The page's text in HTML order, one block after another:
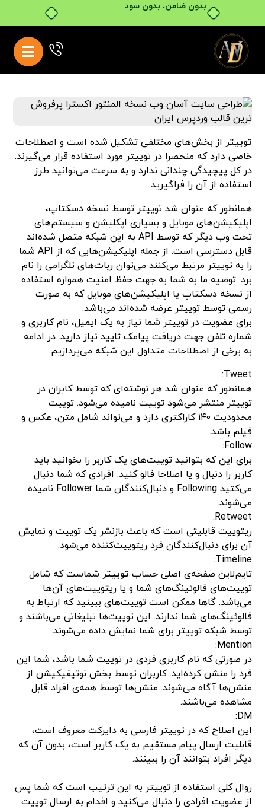
بدون ضامن، بدون سود
توییتر از بخش‌های مختلفی تشکیل شده است و اصطلاحات
خاصی دارد که منحصرا در توییتر مورد استفاده قرار می‌گیرند.
در کل پیچیدگی چندانی ندارد و به سرعت می‌توانید طرز
استفاده از آن را فراگیرید.
همانطور که عنوان شد توییتر توسط نسخه دسکتاپ،
اپلیکیشن‌های موبایل و بسیاری اپکلیشن و سیستم‌های
تحت وب دیگر که توسط API به این شبکه متصل شده‌اند
قابل دسترسی است. از جمله اپلیکیشن‌هایی که از API شما
را به توییتر مرتبط می‌کنند می‌توان ربات‌های تلگرامی را نام
برد. توصیه ما به شما به جهت حفظ امنیت همواره استفاده
از نسخه دسکتاپ یا اپلیکیشن‌های موبایل که به صورت
رسمی توسط توییتر عرضه شده‌اند می‌باشد.
برای عضویت در توییتر شما نیاز به یک ایمیل، نام کاربری و
شماره تلفن جهت دریافت پیامک تایید نیاز دارید. در ادامه
به برخی از اصطلاحات متداول این شبکه می‌پردازیم.
Tweet:
همانطور که عنوان شد هر نوشته‌ای که توسط کابران در
توییتر منتشر می‌شود توییت نامیده می‌شود. توییت
محدودیت ۱۴۰ کاراکتری دارد و می‌تواند شامل متن، عکس و
فیلم باشد.
Follow:
برای این که بتوانید توییت‌های یک کاربر را بخوانید باید
کاربر را دنبال و یا اصلاحا فالو کنید. افرادی که شما دنبال
می‌کتید Following و دنبال‌کنندگان شما Follower نامیده
می‌شوند.
Retweet:
ریتوییت قابلیتی است که باعث بازنشر یک توییت و نمایش
آن برای دنبال‌کنندگان فرد ریتوییت‌کننده می‌شود.
Timeline:
تایم‌لاین صفحه‌ی اصلی حساب توییتر شماست که شامل
توییت‌های فالوئینگ‌های شما و یا ریتوییت‌های آن‌ها
می‌باشد. گاها ممکن است توییت‌های ببینید که ارتباط به
فالوئینگ‌های شما ندارند. این توییت‌ها تبلیغاتی می‌باشند و
توسط شبکه توییتر برای شما نمایش داده می‌شوند.
Mention:
در صورتی که نام کاربری فردی در توییت شما باشد، شما این
فرد را منشن کرده‌اید. کاربران توسط بخش نوتیفیکیشن از
منشن‌ها آگاه می‌شوند. منشن‌ها توسط همه‌ی افراد قابل
مشاهده می‌باشند.
DM:
این اصلاح که در توییتر فارسی به دایرکت معروف است،
قابلیت ارسال پیام مستقیم به یک کاربر است، بدون آن که
دیگر افراد بتوانند آن را ببینند.
روال کلی استفاده از توییتر به این ترتیب است که شما پس
از عضویت افرادی را دنبال می‌کنید و اقدام به ارسال توییت